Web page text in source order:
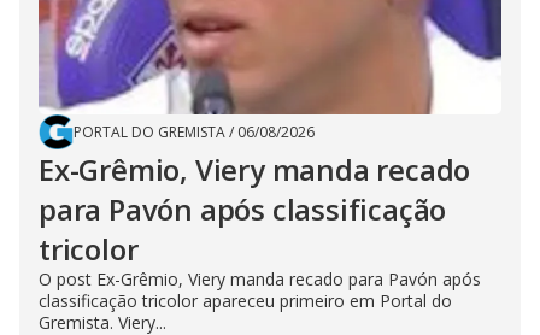
PORTAL DO GREMISTA/ 06/08/2026
Ex-Grêmio, Viery manda recado
para Pavón após classificação
tricolor
O post Ex-Grêmio, Viery manda recado para Pavón após
classificação tricolor apareceu primeiro em Portal do
Gremista. Viery...